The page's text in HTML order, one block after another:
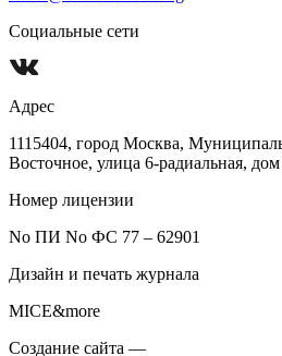
Социальные сети
Адрес
1115404, город Москва,
Восточное, улица 6-радиальная,
Номер лицензии
No ПИ No ФС 77 – 62901
Дизайн и печать журнала
MICE&more
Создание сайта —